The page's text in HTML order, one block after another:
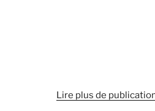
Lire plus de